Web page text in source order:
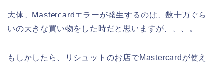
大体、Mastercardエラーが発生するのは、数十万ぐら
いの大きな買い物をした時だと思いますが、、、。
もしかしたら、リシュットのお店でMastercardが使え